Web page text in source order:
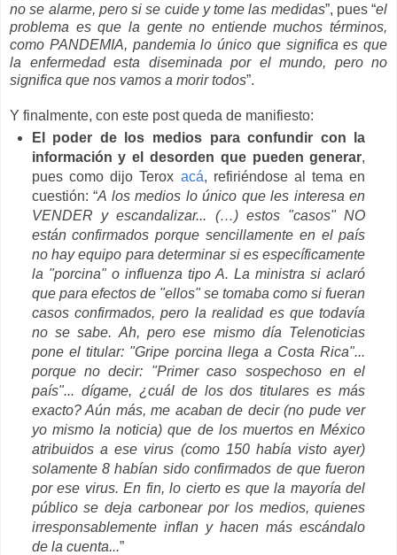
no se alarme, pero si se cuide y tome las medidas”, pues “el
problema es que la gente no entiende muchos términos,
como PANDEMIA, pandemia lo único que significa es que
la enfermedad esta diseminada por el mundo, pero no
significa que nos vamos a morir todos”.
Y finalmente, con este post queda de manifiesto:
El poder de los medios para confundir con la
información y el desorden que pueden generar,
pues como dijo Terox acá, refiriéndose al tema en
cuestión: “A los medios lo único que les interesa en
VENDER y escandalizar... (…) estos "casos" NO
están confirmados porque sencillamente en el país
no hay equipo para determinar si es específicamente
la "porcina" o influenza tipo A. La ministra si aclaró
que para efectos de "ellos" se tomaba como si fueran
casos confirmados, pero la realidad es que todavía
no se sabe. Ah, pero ese mismo día Telenoticias
pone el titular: "Gripe porcina llega a Costa Rica"...
porque no decir: "Primer caso sospechoso en el
país"... dígame, ¿cuál de los dos titulares es más
exacto? Aún más, me acaban de decir (no pude ver
yo mismo la noticia) que de los muertos en México
atribuidos a ese virus (como 150 había visto ayer)
solamente 8 habían sido confirmados de que fueron
por ese virus. En fin, lo cierto es que la mayoría del
público se deja carbonear por los medios, quienes
irresponsablemente inflan y hacen más escándalo
de la cuenta...”